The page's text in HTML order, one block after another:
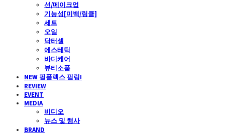
선/메이크업
기능성[미백/링클]
세트
오일
닥터셀
에스테틱
바디케어
뷰티소품
NEW 필플렉스 필링!
REVIEW
EVENT
MEDIA
비디오
뉴스 및 행사
BRAND